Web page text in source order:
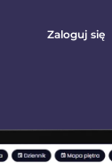
Zaloguj się